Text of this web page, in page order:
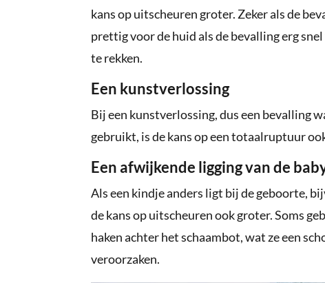
kans op uitscheuren groter. Zeker als de
prettig voor de huid als de bevalling erg
te rekken.
Een kunstverlossing
Bij een kunstverlossing, dus een bevalling
gebruikt, is de kans op een totaalruptuur
Een afwijkende ligging van de
Als een kindje anders ligt bij de geboorte,
de kans op uitscheuren ook groter. Soms
haken achter het schaambot, wat ze een
veroorzaken.